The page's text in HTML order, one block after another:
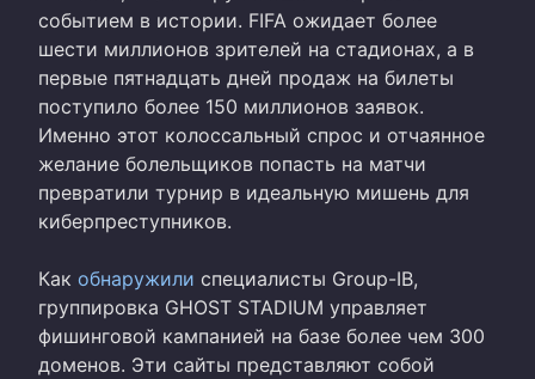
событием в истории. FIFA ожидает более
шести миллионов зрителей на стадионах, а в
первые пятнадцать дней продаж на билеты
поступило более 150 миллионов заявок.
Именно этот колоссальный спрос и отчаянное
желание болельщиков попасть на матчи
превратили турнир в идеальную мишень для
киберпреступников.
Как обнаружили специалисты Group-IB,
группировка GHOST STADIUM управляет
фишинговой кампанией на базе более чем 300
доменов. Эти сайты представляют собой